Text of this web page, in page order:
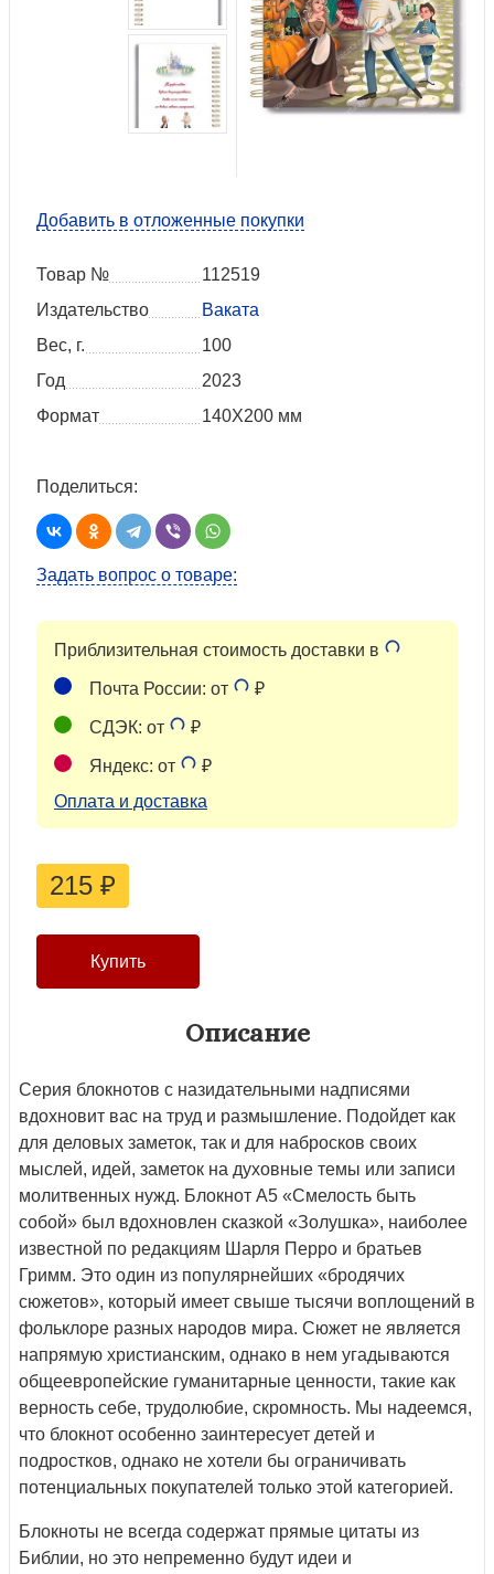
Добавить в отложенные покупки
Товар №
112519
Издательство
Ваката
Вес, г.
100
Год
2023
Формат
140Х200 мм
Поделиться:
Задать вопрос о товаре:
Приблизительная стоимость доставки в
Почта России: от ₽
СДЭК: от ₽
Яндекс: от
₽
Оплата и доставка
215 ₽
Описание
Серия блокнотов с назидательными надписями
вдохновит вас на труд и размышление. Подойдет как
для деловых заметок, так и для набросков своих
мыслей, идей, заметок на духовные темы или записи
молитвенных нужд. Блокнот А5 «Смелость быть
собой» был вдохновлен сказкой «Золушка», наиболее
известной по редакциям Шарля Перро и братьев
Гримм. Это один из популярнейших «бродячих
сюжетов», который имеет свыше тысячи воплощений в
фольклоре разных народов мира. Сюжет не является
напрямую христианским, однако в нем угадываются
общеевропейские гуманитарные ценности, такие как
верность себе, трудолюбие, скромность. Мы надеемся,
что блокнот особенно заинтересует детей и
подростков, однако не хотели бы ограничивать
потенциальных покупателей только этой категорией.
Блокноты не всегда содержат прямые цитаты из
Библии, но это непременно будут идеи и